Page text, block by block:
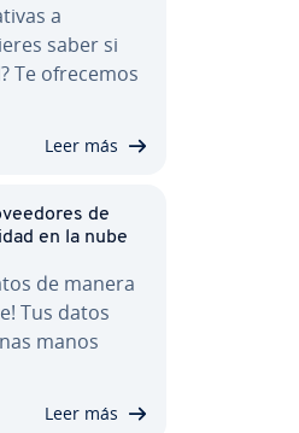
a
saber si
Te ofrecemos
Leer más
de
en la nube
de manera
Tus datos
manos
Leer más